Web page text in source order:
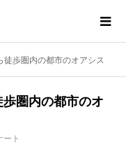
徒歩圏内の都市のオアシス
圏内の都市のオ
ート